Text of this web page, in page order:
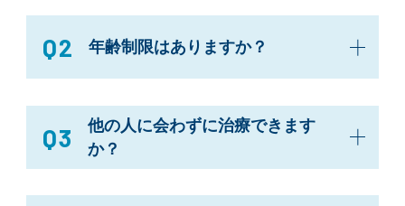
Q2 年齢制限はありますか？
Q3
他の人に会わずに治療できます
か？